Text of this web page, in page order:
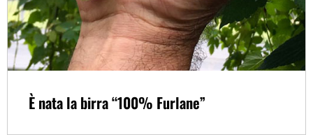
È nata la birra “100% Furlane”